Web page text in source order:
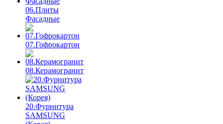
06.Плиты
Фасадные
07.Гофрокартон
08.Керамогранит
20.Фурнитура
SAMSUNG